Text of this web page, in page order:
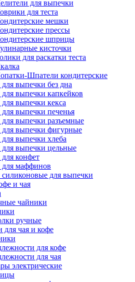
для выпечки
для теста
мешки
прессы
шприцы
кисточки
для раскатки теста
Шпатели кондитерские
выпечки без дна
выпечки капкейков
выпечки кекса
выпечки печенья
выпечки разъемные
выпечки фигурные
выпечки хлеба
выпечки цельные
конфет
маффинов
для выпечки
и чая
чайники
ручные
чая и кофе
для кофе
для чая
электрические